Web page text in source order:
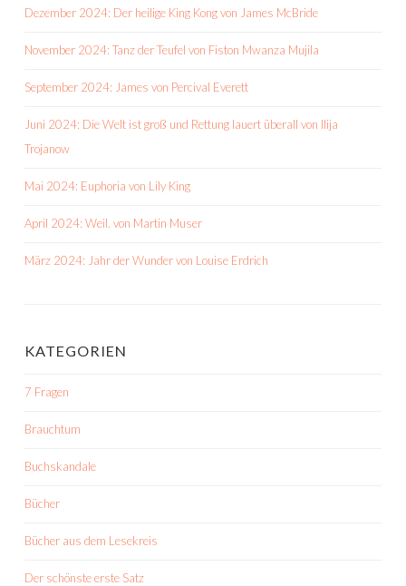
Dezember 2024: Der heilige King Kong von James McBride
November 2024: Tanz der Teufel von Fiston Mwanza Mujila
September 2024: James von Percival Everett
Juni 2024: Die Welt ist groß und Rettung lauert überall von Ilija
Trojanow
Mai 2024: Euphoria von Lily King
April 2024: Weil. von Martin Muser
März 2024: Jahr der Wunder von Louise Erdrich
KATEGORIEN
7 Fragen
Brauchtum
Buchskandale
Bücher
Bücher aus dem Lesekreis
Der schönste erste Satz